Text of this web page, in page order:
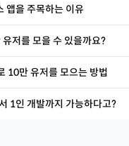
앱을 주목하는 이유
저를 모을 수 있을까요?
10만 유저를 모으는 방법
1인 개발까지 가능하다고?